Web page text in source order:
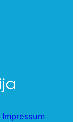
Impressum